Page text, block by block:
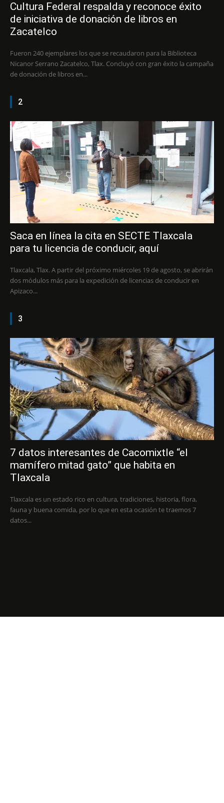
Cultura Federal respalda y reconoce éxito
de iniciativa de donación de libros en
Zacatelco
Fueron 240 ejemplares los que se recaudaron para la Biblioteca
Nicanor Serrano Zacatelco, Tlax. Concluyó con gran éxito la campaña
de donación de libros en...
2
Saca en línea la cita en SECTE Tlaxcala
para tu licencia de conducir, aquí
Tlaxcala, Tlax. A partir del próximo miércoles 19 de agosto, se abrirán
dos módulos más para la expedición de licencias de conducir en
Apizaco...
3
7 datos interesantes de Cacomixtle “el
mamífero mitad gato” que habita en
Tlaxcala
Tlaxcala es un estado rico en cultura, tradiciones, historia, flora,
fauna y buena comida, por lo que en esta ocasión te traemos 7
datos...